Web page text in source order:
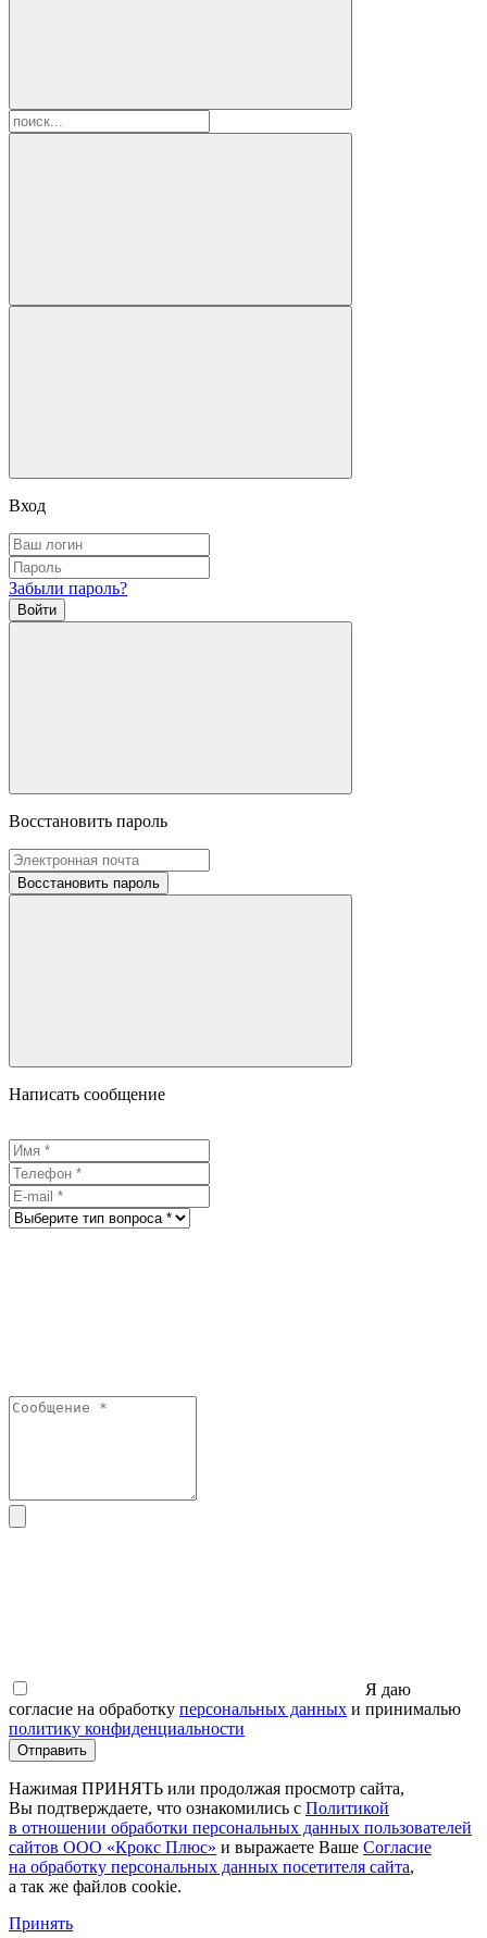
Вход
Забыли пароль?
Войти
Восстановить пароль
Восстановить пароль
Написать сообщение
Я даю
согласие на обработку персональных данных и принималью
политику конфиденциальности
Отправить
Нажимая ПРИНЯТЬ или продолжая просмотр сайта,
Вы подтверждаете, что ознакомились с Политикой
в отношении обработки персональных данных пользователей
сайтов ООО «Крокс Плюс» и выражаете Ваше Согласие
на обработку персональных данных посетителя сайта,
а так же файлов cookie.
Принять